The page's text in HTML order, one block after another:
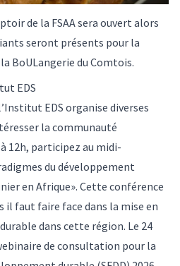
de la FSAA sera ouvert alors
seront présents pour la
BoULangerie du Comtois.
EDS
EDS organise diverses
la communauté
12h, participez au midi-
du développement
en Afrique». Cette conférence
il faut faire face dans la mise en
dans cette région. Le 24
de consultation pour la